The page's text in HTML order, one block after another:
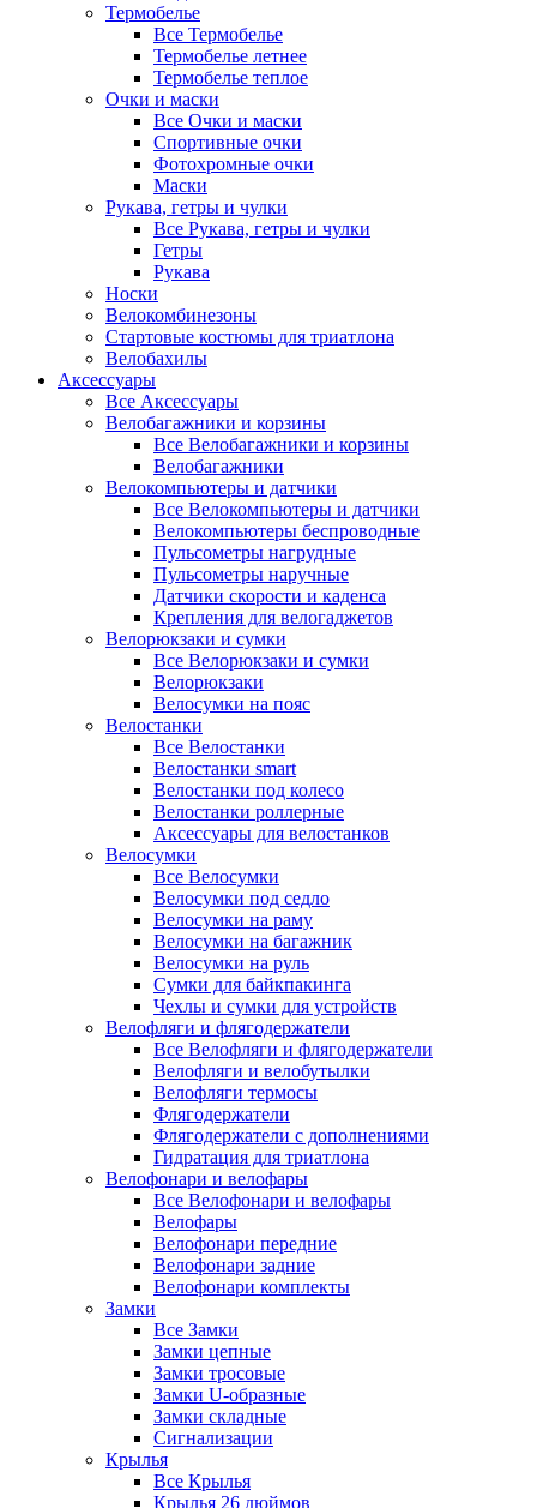
Термобелье
Все Термобелье
Термобелье летнее
Термобелье теплое
Очки и маски
Все Очки и маски
Спортивные очки
Фотохромные очки
Маски
Рукава, гетры и чулки
Все Рукава, гетры и чулки
Гетры
Рукава
Носки
Велокомбинезоны
Стартовые костюмы для триатлона
Велобахилы
Аксессуары
Все Аксессуары
Велобагажники и корзины
Все Велобагажники и корзины
Велобагажники
Велокомпьютеры и датчики
Все Велокомпьютеры и датчики
Велокомпьютеры беспроводные
Пульсометры нагрудные
Пульсометры наручные
Датчики скорости и каденса
Крепления для велогаджетов
Велорюкзаки и сумки
Все Велорюкзаки и сумки
Велорюкзаки
Велосумки на пояс
Велостанки
Все Велостанки
Велостанки smart
Велостанки под колесо
Велостанки роллерные
Аксессуары для велостанков
Велосумки
Все Велосумки
Велосумки под седло
Велосумки на раму
Велосумки на багажник
Велосумки на руль
Сумки для байкпакинга
Чехлы и сумки для устройств
Велофляги и флягодержатели
Все Велофляги и флягодержатели
Велофляги и велобутылки
Велофляги термосы
Флягодержатели
Флягодержатели с дополнениями
Гидратация для триатлона
Велофонари и велофары
Все Велофонари и велофары
Велофары
Велофонари передние
Велофонари задние
Велофонари комплекты
Замки
Все Замки
Замки цепные
Замки тросовые
Замки U-образные
Замки складные
Сигнализации
Крылья
Все Крылья
Крылья 26 дюймов